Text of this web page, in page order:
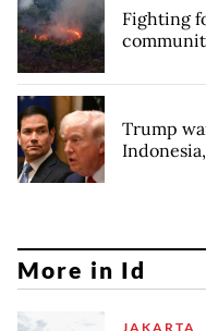
Fighting
Trump
More in Id
JAKARTA